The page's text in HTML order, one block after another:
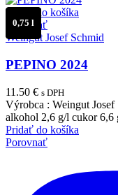
Pridať do košíka
Porovnať
Weingut Josef Schmid
PEPINO 2024
11.50 € s DPH
0,75 l
Výrobca : Weingut
alkohol 2,6 g/l cukor
Pridať do košíka
Porovnať